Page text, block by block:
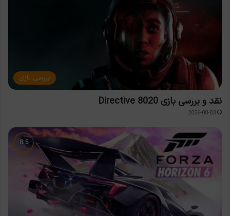
بررسی بازی
نقد و بررسی بازی Directive 8020
2026-08-03